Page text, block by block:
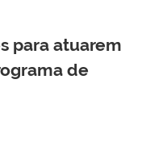
para atuarem
de